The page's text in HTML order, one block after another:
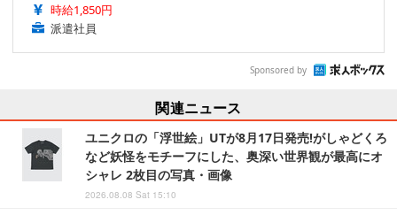
時給1,850円
派遣社員
Sponsored by
関連ニュース
ユニクロの「浮世絵」UTが8月17日発売!がしゃどくろ
など妖怪をモチーフにした、奥深い世界観が最高にオ
シャレ 2枚目の写真・画像
2026.08.08 Sat 15:10